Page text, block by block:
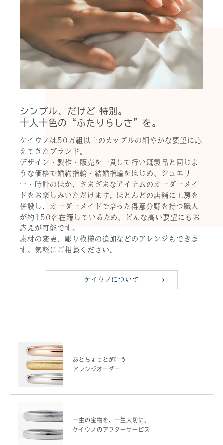
シンプル、だけど 特別。
十人十色の“ふたりらしさ”を。
ケイウノは50万組以上のカップルの細やかな要望に応
えてきたブランド。
デザイン・製作・販売を一貫して行い既製品と同じよ
うな価格で婚約指輪・結婚指輪をはじめ、ジュエリ
ー・時計のほか、さまざまなアイテムのオーダーメイ
ドをお楽しみいただけます。ほとんどの店舗に工房を
併設し、オーダーメイドで培った得意分野を持つ職人
が約150名在籍しているため、どんな高い要望にもお
応えが可能です。
素材の変更、彫り模様の追加などのアレンジもできま
す。気軽にご相談ください。
ケイウノについて
あとちょっとが叶う
アレンジオーダー
一生の宝物を、一生大切に。
ケイウノのアフターサービス